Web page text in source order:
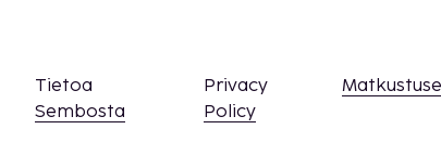
Tietoa
Sembosta
Privacy
Policy